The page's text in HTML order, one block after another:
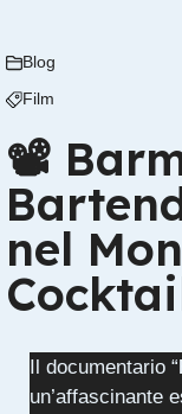
Blog
Film
📽
nel
Il documentario “
un’affascinante